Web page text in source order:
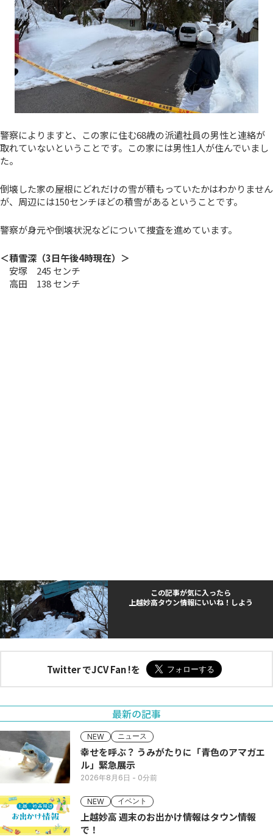
警察によりますと、この家に住む68歳の派遣社員の男性と連絡が
取れていないということです。この家には男性1人が住んでいまし
た。
倒壊した家の屋根にどれだけの雪が積もっていたかはわかりません
が、周辺には150センチほどの積雪があるということです。
警察が身元や倒壊状況などについて捜査を進めています。
＜積雪深（3日午後4時現在）＞
安塚 245 センチ
高田 138 センチ
この記事が気に入ったら
上越妙高タウン情報にいいね！しよう
Twitter でJCV Fan !を
最新の記事
NEW ニュース
幸せを呼ぶ？ うみがたりに「青色のアマガエ
ル」緊急展示
2026年8月6日 - 0分前
NEW イベント
上越妙高 週末のお出かけ情報はタウン情報
で！